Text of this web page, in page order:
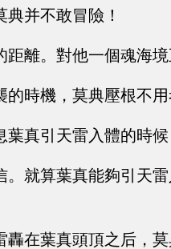
典并不敢冒險！
距離。對他一個魂海
的時機，莫典壓根不
葉真引天雷入體的時
。就算葉真能夠引天
轟在葉真頭頂之后，